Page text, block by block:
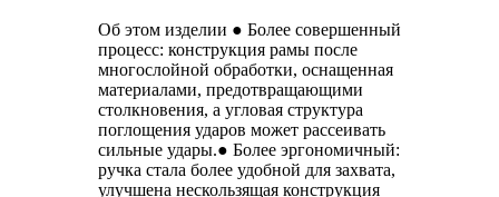
Об этом изделии ● Более совершенный
процесс: конструкция рамы после
многослойной обработки, оснащенная
материалами, предотвращающими
столкновения, а угловая структура
поглощения ударов может рассеивать
сильные удары.● Более эргономичный:
ручка стала более удобной для захвата,
улучшена нескользящая конструкция